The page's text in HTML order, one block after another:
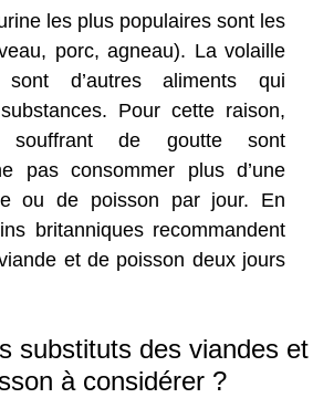
les plus populaires sont les
porc, agneau). La volaille
d’autres aliments qui
Pour cette raison,
souffrant de goutte sont
pas consommer plus d’une
ou de poisson par jour. En
britanniques recommandent
et de poisson deux jours
substituts des viandes et
à considérer ?